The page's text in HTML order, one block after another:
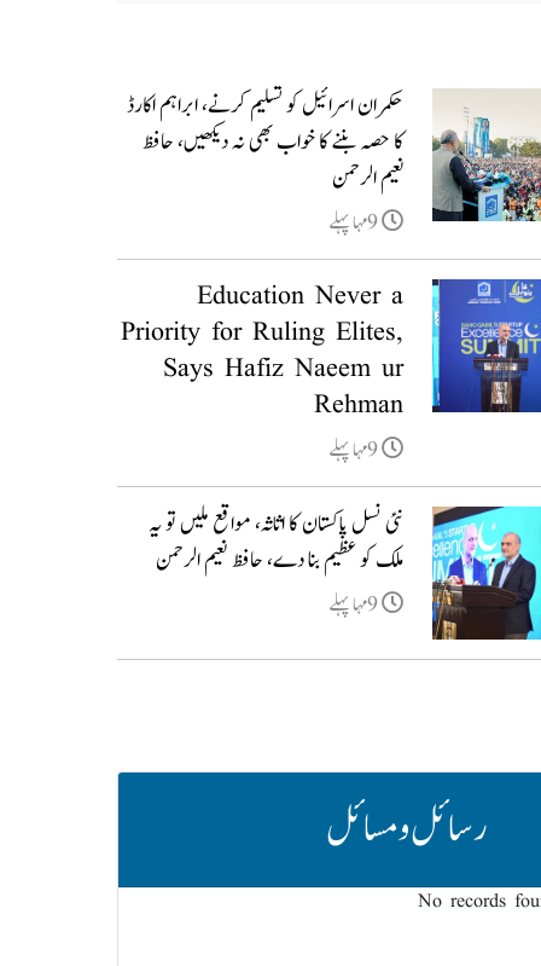
حکمران اسرائیل کو تسلیم کرنے، ابراہم اکارڈ
کا حصہ بننے کا خواب بھی نہ دیکھیں، حافظ
نعیم الرحمن
9مہا پہلے
Education Never a
Priority for Ruling Elites,
Says Hafiz Naeem ur
Rehman
9مہا پہلے
نئی نسل پاکستان کا اثاثہ، مواقع ملیں تو یہ
ملک کو عظیم بنا دے، حافظ نعیم الرحمن
9مہا پہلے
رسائل و مسائل
No records